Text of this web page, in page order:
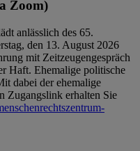
Zoom)
anlässlich des 65.
den 13. August 2026
mit Zeitzeugengespräch
Haft. Ehemalige politische
dabei der ehemalige
Zugangslink erhalten Sie